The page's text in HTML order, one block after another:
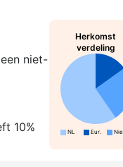
niet-
10%
Herkomst
verdeling
NL Eur.